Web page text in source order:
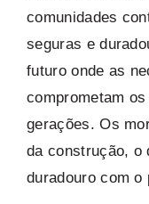
comunidades
seguras e
futuro onde as
comprometam
gerações. Os
da construção, o
duradouro com o